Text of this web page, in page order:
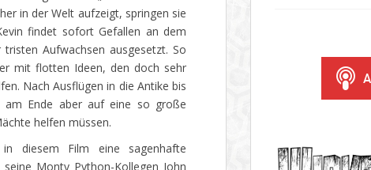
in der Welt aufzeigt, springen sie
findet sofort Gefallen an dem
Aufwachsen ausgesetzt. So
mit flotten Ideen, den doch sehr
Nach Ausflügen in die Antike bis
am Ende aber auf eine so große
helfen müssen.
diesem Film eine sagenhafte
Monty Python-Kollegen John